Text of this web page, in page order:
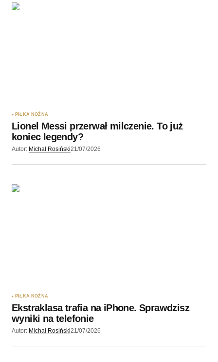
PIŁKA NOŻNA
Lionel Messi przerwał milczenie. To już
koniec legendy?
Autor: Michał Rosiński21/07/2026
PIŁKA NOŻNA
Ekstraklasa trafia na iPhone. Sprawdzisz
wyniki na telefonie
Autor: Michał Rosiński21/07/2026